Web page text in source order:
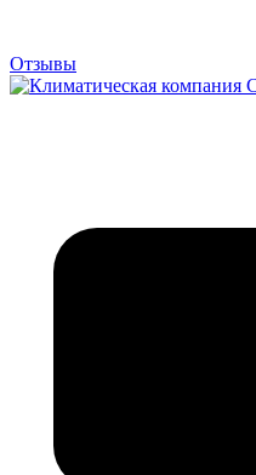
Отзывы